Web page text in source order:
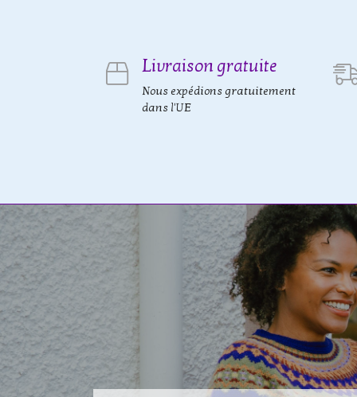
Livraison gratuite
Nous expédions gratuitement
dans l'UE